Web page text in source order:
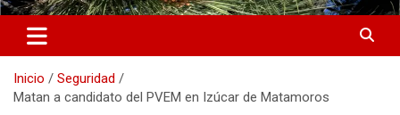
Gaceta de la Sierra Norte
Orgullosamente Serranos
Inicio
Seguridad
Matan a candidato del PVEM en Izúcar de Matamoros